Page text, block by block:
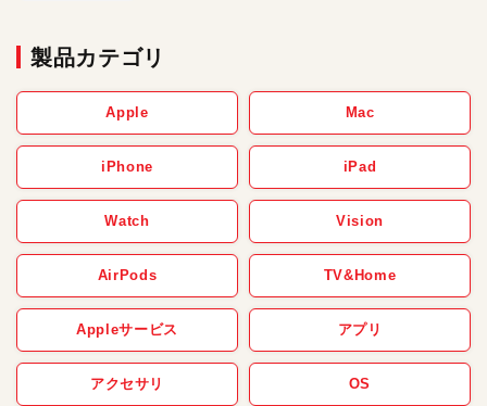
製品カテゴリ
Apple Mac
iPhone iPad
Watch Vision
AirPods TV&Home
Appleサービス アプリ
アクセサリ OS